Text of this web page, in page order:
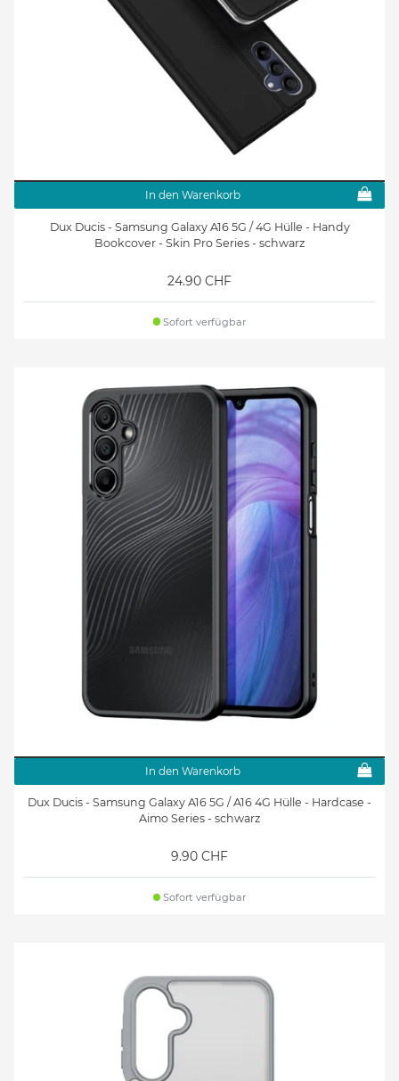
In den Warenkorb
Dux Ducis - Samsung Galaxy A16 5G / 4G Hülle - Handy
Bookcover - Skin Pro Series - schwarz
24.90 CHF
Sofort verfügbar
In den Warenkorb
Dux Ducis - Samsung Galaxy A16 5G / A16 4G Hülle - Hardcase -
Aimo Series - schwarz
9.90 CHF
Sofort verfügbar